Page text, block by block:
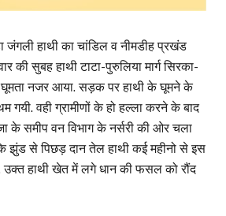
हाथी का चांडिल व नीमडीह प्रखंड
की सुबह हाथी टाटा-पुरुलिया मार्ग सिरका-
नजर आया. सड़क पर हाथी के घूमने के
गयी. वही ग्रामीणों के हो हल्ला करने के बाद
के समीप वन विभाग के नर्सरी की ओर चला
कि झुंड से पिछड़ दान तेल हाथी कई महीनो से इस
उक्त हाथी खेत में लगे धान की फसल को रौंद